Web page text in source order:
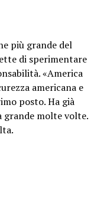
più grande del
di sperimentare
«America
americana e
posto. Ha già
grande molte volte.